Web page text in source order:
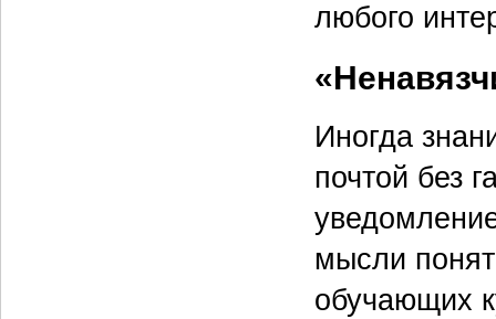
любого
Иногда
почтой без
мысли
обучающих